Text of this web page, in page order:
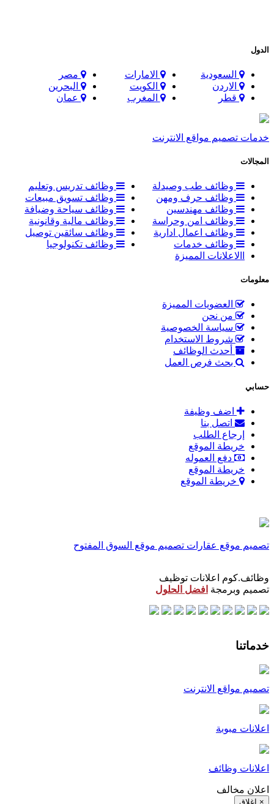
الدول
السعودية الامارات
مصر
الاردن
الكويت
البحرين
قطر
المغرب عمان
خدمات تصميم مواقع الانترنت
المجالات
وظائف طب وصيدلة
وظائف تدريس وتعليم
وظائف حرف ومهن
وظائف تسويق مبيعات
وظائف مهندسين
وظائف سياحة وضيافة
وظائف امن وحراسة
وظائف مالية وقانونية
وظائف اعمال ادارية
وظائف سائقين توصيل
وظائف خدمات
وظائف تكنولوجيا
االاعلانات المميزة
معلومات
العضويات المميزة
من نحن
سياسة الخصوصية
شروط الاستخدام
أحدث الوظائف
بحث فرص العمل
حسابي
اضف وظيفة
اتصل بنا
إرجاع الطلب
خريطة الموقع
دفع العموله
خريطة الموقع
خريطة الموقع
تصميم موقع عقارات تصميم موقع السوق المفتوح
وظائف.كوم اعلانات توظيف
تصميم وبرمجة افضل الحلول
خدماتنا
تصميم مواقع الانترنت
اعلانات مبوبة
اعلانات وظائف
اعلان مخالف
× اغلاق